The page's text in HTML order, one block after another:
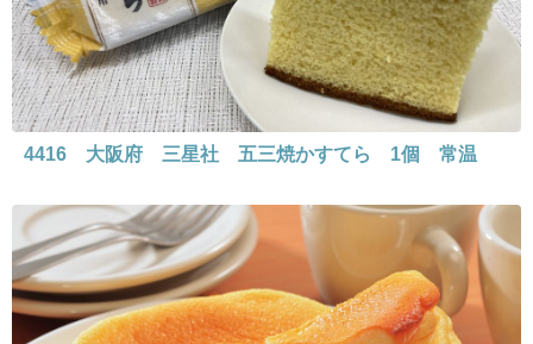
4416 大阪府 三星社 五三焼かすてら 1個 常温